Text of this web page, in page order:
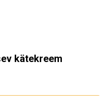
kätekreem